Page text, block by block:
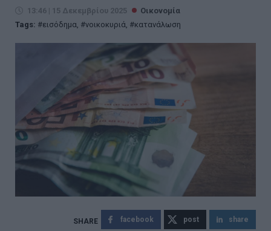
13:46 | 15 Δεκεμβρίου 2025
Οικονομία
Tags:
εισόδημα, νοικοκυριά, κατανάλωση
facebook post share